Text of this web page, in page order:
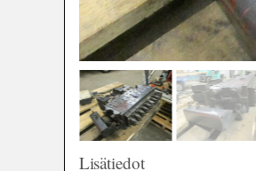
Lisätiedot